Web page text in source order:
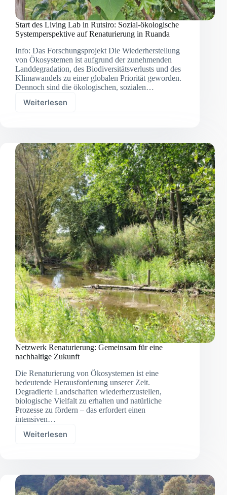
Start des Living Lab in Rutsiro: Sozial-ökologische
Systemperspektive auf Renaturierung in Ruanda
Info: Das Forschungsprojekt Die Wiederherstellung
von Ökosystemen ist aufgrund der zunehmenden
Landdegradation, des Biodiversitätsverlusts und des
Klimawandels zu einer globalen Priorität geworden.
Dennoch sind die ökologischen, sozialen…
Weiterlesen
Start
in
Rutsiro:
Sozial-
ökologische
Systemperspektive
auf
Renaturierung
in
Ruanda
Netzwerk Renaturierung: Gemeinsam für eine
nachhaltige Zukunft
Die Renaturierung von Ökosystemen ist eine
bedeutende Herausforderung unserer Zeit.
Degradierte Landschaften wiederherzustellen,
biologische Vielfalt zu erhalten und natürliche
Prozesse zu fördern – das erfordert einen
intensiven…
Weiterlesen
Netzwerk
eine
nachhaltige